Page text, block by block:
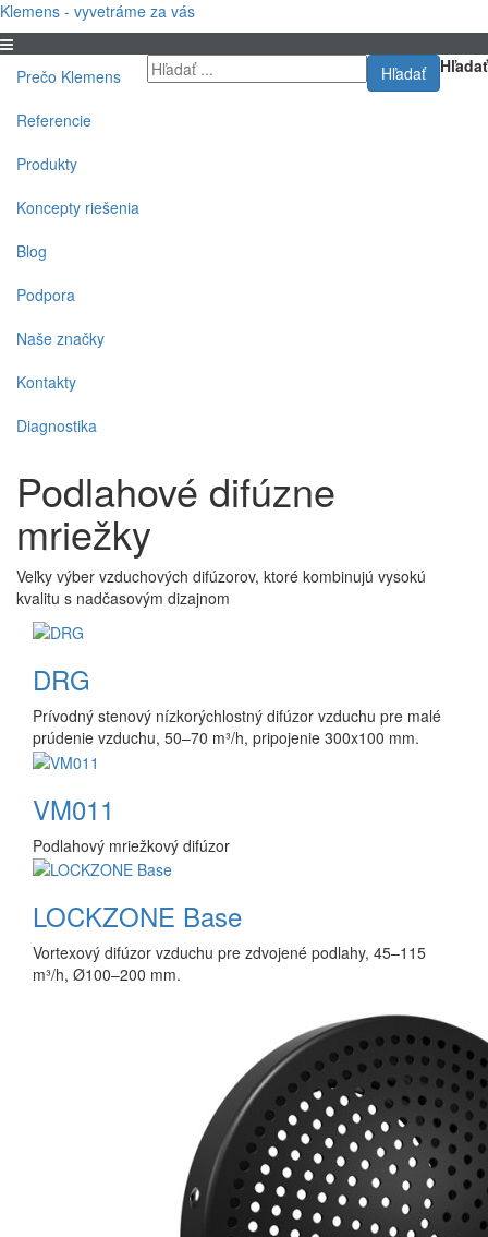
Klemens - vyvetráme za vás
Hľadať
Hľadať
Prečo Klemens
Referencie
Produkty
Koncepty riešenia
Blog
Podpora
Naše značky
Kontakty
Diagnostika
Podlahové difúzne
mriežky
Veľky výber vzduchových difúzorov, ktoré kombinujú vysokú
kvalitu s nadčasovým dizajnom
DRG
Prívodný stenový nízkorýchlostný difúzor vzduchu pre malé
prúdenie vzduchu, 50–70 m³/h, pripojenie 300x100 mm.
VM011
Podlahový mriežkový difúzor
LOCKZONE Base
Vortexový difúzor vzduchu pre zdvojené podlahy, 45–115
m³/h, Ø100–200 mm.